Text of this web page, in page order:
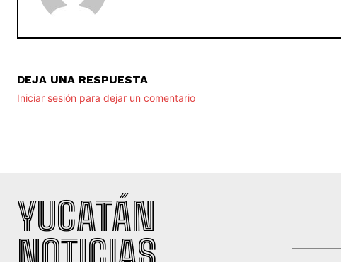
DEJA UNA RESPUESTA
Iniciar sesión para dejar un comentario
YUCATÁN